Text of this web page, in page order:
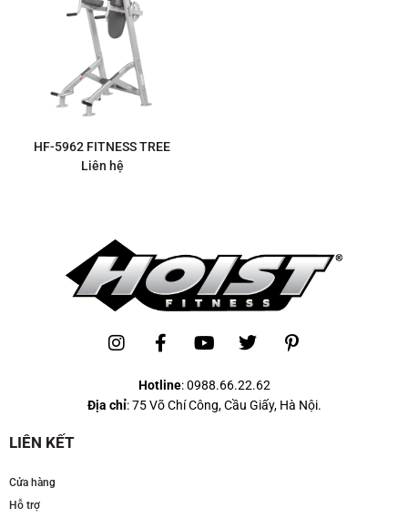
HF-5962 FITNESS TREE
Liên hệ
Hotline:0988.66.22.62
Địa chỉ: 75 Võ Chí Công, Cầu Giấy, Hà Nội.
LIÊN KẾT
Cửa hàng
Hỗ trợ